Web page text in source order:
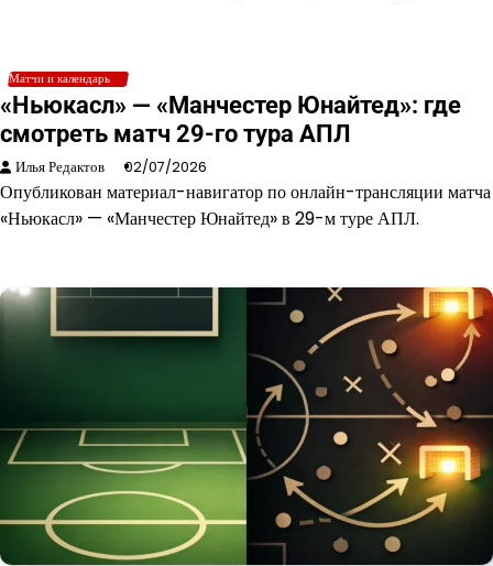
Матчи и календарь
«Ньюкасл» — «Манчестер Юнайтед»: где
смотреть матч 29-го тура АПЛ
Илья Редактов 02/07/2026
Опубликован материал-навигатор по онлайн-трансляции матча
«Ньюкасл» — «Манчестер Юнайтед» в 29-м туре АПЛ.